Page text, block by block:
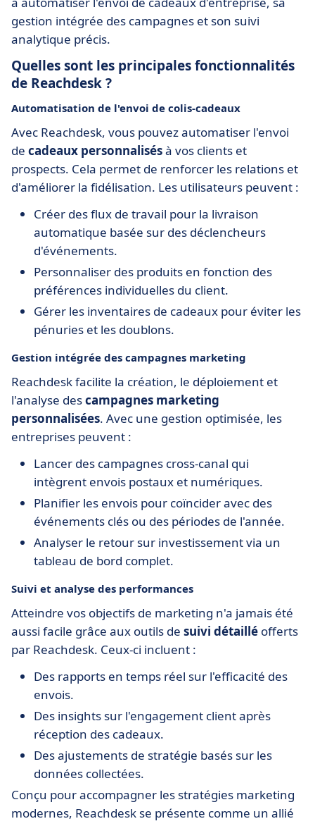
gestion intégrée des campagnes et son suivi
analytique précis.
Quelles sont les principales fonctionnalités
de Reachdesk ?
Automatisation de l'envoi de colis-cadeaux
Avec Reachdesk, vous pouvez automatiser l'envoi
de cadeaux personnalisésà vos clients et
prospects. Cela permet de renforcer les relations et
d'améliorer la fidélisation. Les utilisateurs peuvent :
Créer des flux de travail pour la livraison
automatique basée sur des déclencheurs
d'événements.
Personnaliser des produits en fonction des
préférences individuelles du client.
Gérer les inventaires de cadeaux pour éviter les
pénuries et les doublons.
Gestion intégrée des campagnes marketing
Reachdesk facilite la création, le déploiement et
l'analyse descampagnes marketing
personnalisées. Avec une gestion optimisée, les
entreprises peuvent :
Lancer des campagnes cross-canal qui
intègrent envois postaux et numériques.
Planifier les envois pour coïncider avec des
événements clés ou des périodes de l'année.
Analyser le retour sur investissement via un
tableau de bord complet.
Suivi et analyse des performances
Atteindre vos objectifs de marketing n'a jamais été
aussi facile grâce aux outils de suivi détaillé offerts
par Reachdesk. Ceux-ci incluent :
Des rapports en temps réel sur l'efficacité des
envois.
Des insights sur l'engagement client après
réception des cadeaux.
Des ajustements de stratégie basés sur les
données collectées.
Conçu pour accompagner les stratégies marketing
modernes, Reachdesk se présente comme un allié